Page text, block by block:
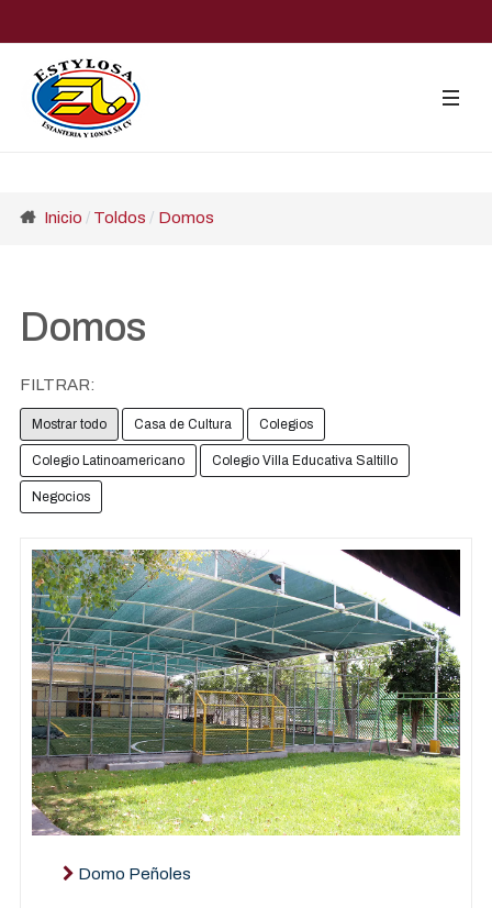
Inicio Toldos Domos
Domos
FILTRAR:
Mostrar todo Casa de Cultura Colegios
Colegio Latinoamericano Colegio Villa Educativa Saltillo
Negocios
Domo Peñoles